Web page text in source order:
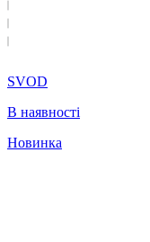
SVOD
В наявності
Новинка